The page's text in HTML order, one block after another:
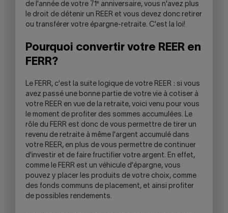
de l'année de votre 71 e anniversaire, vous n'avez plus
le droit de détenir un REER et vous devez donc retirer
ou transférer votre épargne-retraite. C'est la loi!
Pourquoi convertir votre REER en
FERR?
Le FERR, c'est la suite logique de votre REER : si vous
avez passé une bonne partie de votre vie à cotiser à
votre REER en vue de la retraite, voici venu pour vous
le moment de profiter des sommes accumulées. Le
rôle du FERR est donc de vous permettre de tirer un
revenu de retraite à même l'argent accumulé dans
votre REER, en plus de vous permettre de continuer
d'investir et de faire fructifier votre argent. En effet,
comme le FERR est un véhicule d'épargne, vous
pouvez y placer les produits de votre choix, comme
des fonds communs de placement, et ainsi profiter
de possibles rendements.